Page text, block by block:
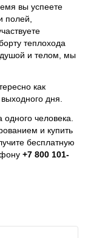
вы успеете
полей,
теплохода
душой и телом, мы
как
дня.
одного человека.
и купить
бесплатную
+7 800 101-